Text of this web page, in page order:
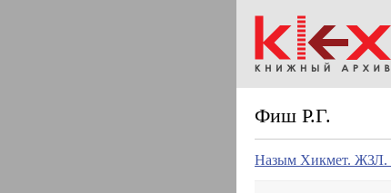
Фиш Р.Г.
Назым Хикмет. ЖЗЛ.